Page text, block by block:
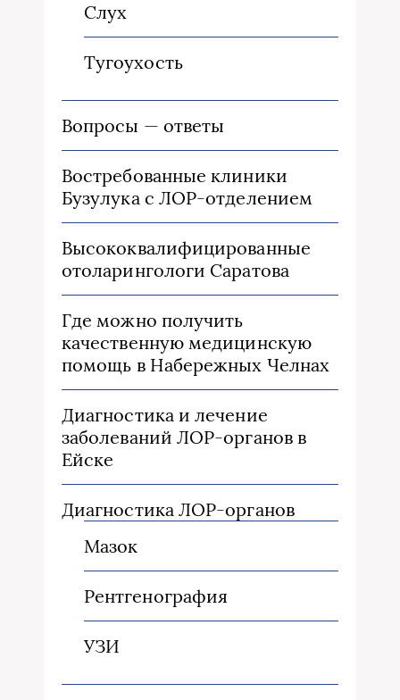
Слух
Тугоухость
Вопросы — ответы
Востребованные клиники
Бузулука с ЛОР-отделением
Высококвалифицированные
отоларингологи Саратова
Где можно получить
качественную медицинскую
помощь в Набережных Челнах
Диагностика и лечение
заболеваний ЛОР-органов в
Ейске
Диагностика ЛОР-органов
Мазок
Рентгенография
УЗИ